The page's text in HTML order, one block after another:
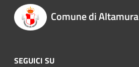
Comune di Altamura
SEGUICI SU